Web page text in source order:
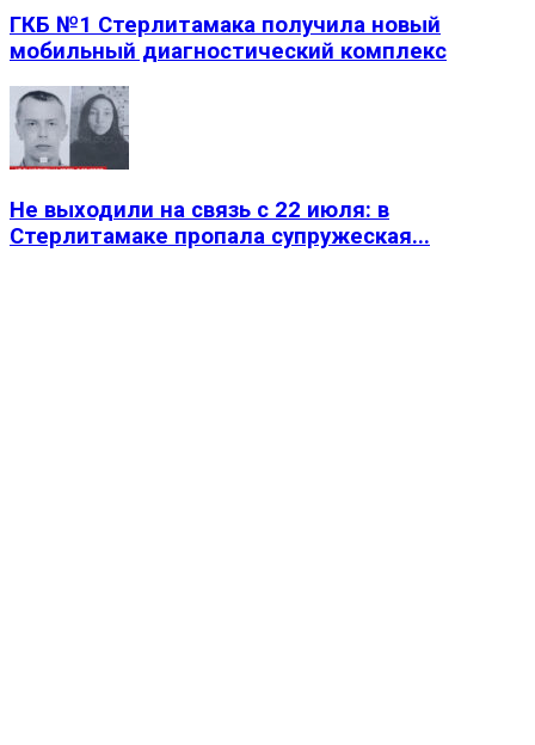
ГКБ №1 Стерлитамака получила новый
мобильный диагностический комплекс
Не выходили на связь с 22 июля: в
Стерлитамаке пропала супружеская...